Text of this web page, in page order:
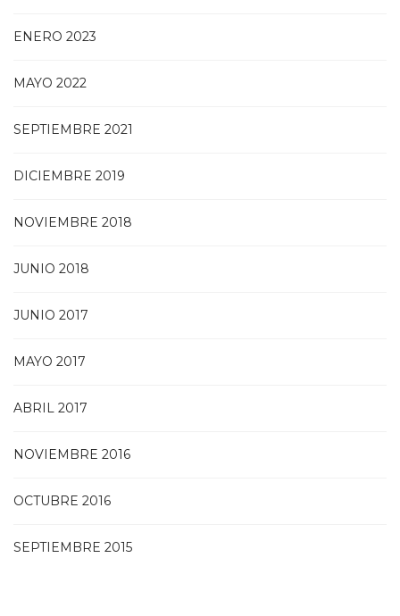
ENERO 2023
MAYO 2022
SEPTIEMBRE 2021
DICIEMBRE 2019
NOVIEMBRE 2018
JUNIO 2018
JUNIO 2017
MAYO 2017
ABRIL 2017
NOVIEMBRE 2016
OCTUBRE 2016
SEPTIEMBRE 2015